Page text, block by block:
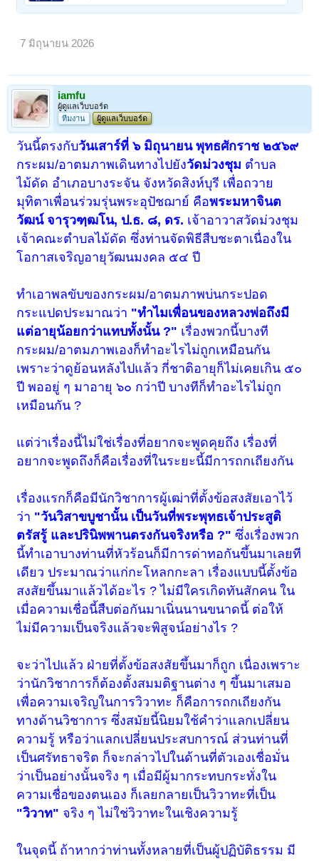
7 มิถุนายน 2026
iamfu
ผู้ดูแลเว็บบอร์ด
ทีมงาน
ผู้ดูแลเว็บบอร์ด
วันนี้ตรงกับวันเสาร์ที่ ๖ มิถุนายน พุทธศักราช ๒๕๖๙
กระผม/อาตมภาพเดินทางไปยังวัดม่วงชุม ตำบล
ไม้ดัด อำเภอบางระจัน จังหวัดสิงห์บุรี เพื่อถวาย
มุทิตาเพื่อนร่วมรุ่นพระอุปัชฌาย์ คือพระมหาจินต
วัฒน์ จารุวฑฺฒโน, ป.ธ. ๘, ดร. เจ้าอาวาสวัดม่วงชุม
เจ้าคณะตำบลไม้ดัด ซึ่งท่านจัดพิธีสืบชะตาเนื่องใน
โอกาสเจริญอายุวัฒนมงคล ๕๔ ปี
ทำเอาพลขับของกระผม/อาตมภาพบ่นกระปอด
กระแปดประมาณว่า "ทำไมเพื่อนของหลวงพ่อถึงมี
แต่อายุน้อยกว่าแทบทั้งนั้น ?" เรื่องพวกนี้บางที
กระผม/อาตมภาพเองก็ทำอะไรไม่ถูกเหมือนกัน
เพราะว่าดูย้อนหลังไปแล้ว กี่ชาติอายุก็ไม่เคยเกิน ๕๐
ปี พออยู่ ๆ มาอายุ ๖๐ กว่าปี บางทีก็ทำอะไรไม่ถูก
เหมือนกัน ?
แต่ว่าเรื่องนี้ไม่ใช่เรื่องที่อยากจะพูดคุยถึง เรื่องที่
อยากจะพูดถึงก็คือเรื่องที่ในระยะนี้มีการถกเถียงกัน
เรื่องแรกก็คือมีนักวิชาการผู้เฒ่าที่ตั้งข้อสงสัยเอาไว้
ว่า "วันวิสาขบูชานั้น เป็นวันที่พระพุทธเจ้าประสูติ
ตรัสรู้ และปรินิพพานตรงกันจริงหรือ ?" ซึ่งเรื่องพวก
นี้ทำเอาบางท่านที่หัวร้อนก็มีการด่าทอกันขึ้นมาเลยที
เดียว ประมาณว่าแก่กะโหลกกะลา เรื่องแบบนี้ตั้งข้อ
สงสัยขึ้นมาแล้วได้อะไร ? ไม่มีใครเกิดทันสักคน ใน
เมื่อความเชื่อนี้สืบต่อกันมาเนิ่นนานขนาดนี้ ต่อให้
ไม่มีความเป็นจริงแล้วจะพิสูจน์อย่างไร ?
จะว่าไปแล้ว ฝ่ายที่ตั้งข้อสงสัยขึ้นมาก็ถูก เนื่องเพราะ
ว่านักวิชาการก็ต้องตั้งสมมติฐานต่าง ๆ ขึ้นมาเสมอ
เพื่อความเจริญในการวิวาทะ ก็คือการถกเถียงกัน
ทางด้านวิชาการ ซึ่งสมัยนี้นิยมใช้คำว่าแลกเปลี่ยน
ความรู้ หรือว่าแลกเปลี่ยนประสบการณ์ ส่วนท่านที่
เป็นศรัทธาจริต ก็จะกล่าวไปในด้านที่ตัวเองเชื่อมั่น
ว่าเป็นอย่างนั้นจริง ๆ เมื่อมีผู้มากระทบกระทั่งใน
ความเชื่อของตนเอง ก็เลยกลายเป็นวิวาทะที่เป็น
"วิวาท" จริง ๆ ไม่ใช่วิวาทะในเชิงความรู้
ในจุดนี้ ถ้าหากว่าท่านทั้งหลายที่เป็นผู้ปฏิบัติธรรม มี